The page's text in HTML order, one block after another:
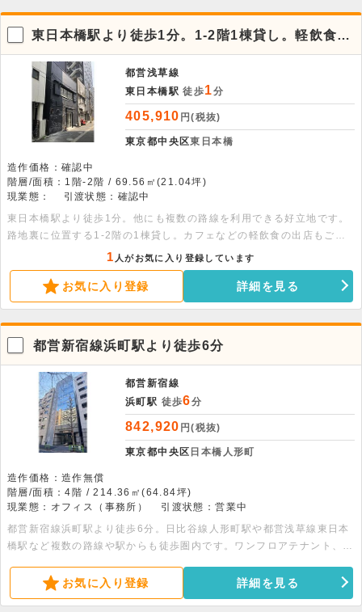
東日本橋駅より徒歩1分。1-2階1棟貸し。軽飲食相
談可
都営浅草線
東日本橋駅 徒歩1分
405,910 円(税抜)
東京都中央区東日本橋
造作価格：確認中
階層/面積：1階-2階 / 69.56㎡(21.04坪)
現業態：
引渡状態：確認中
東日本橋駅より徒歩1分。他にも複数の路線を利用できる好立地です。
路地裏に位置する1-2階の1棟貸し。カフェなどの軽飲食の出店もご相
談可能となっております。詳細は一度お問い合わせ下さい。 ※面積：
各階34.78平米
1 人がお気に入り登録しています
お気に入り登録 詳細を見る
都営新宿線浜町駅より徒歩6分
都営新宿線
浜町駅 徒歩6分
842,920 円(税抜)
東京都中央区 日本橋人形町
造作価格：造作無償
階層/面積：4階 / 214.36㎡(64.84坪)
現業態：オフィス（事務所）
引渡状態：営業中
都営新宿線浜町駅より徒歩6分。日比谷線人形町駅や都営浅草線東日本
橋駅など複数の路線や駅からも徒歩圏内です。ワンフロアテナント、各
ア・機械警備・防犯カメラ完備です。
お気に入り登録 詳細を見る